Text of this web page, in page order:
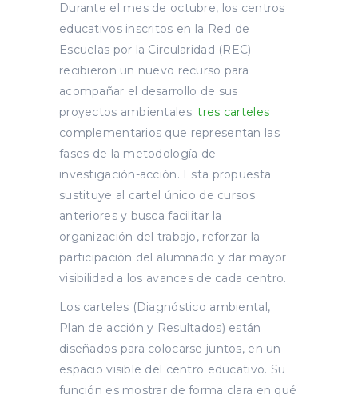
Durante el mes de octubre, los centros
educativos inscritos en la Red de
Escuelas por la Circularidad (REC)
recibieron un nuevo recurso para
acompañar el desarrollo de sus
proyectos ambientales:tres carteles
complementarios que representan las
fases de la metodología de
investigación-acción. Esta propuesta
sustituye al cartel único de cursos
anteriores y busca facilitar la
organización del trabajo, reforzar la
participación del alumnado y dar mayor
visibilidad a los avances de cada centro.
Los carteles (Diagnóstico ambiental,
Plan de acción y Resultados) están
diseñados para colocarse juntos, en un
espacio visible del centro educativo. Su
función es mostrar de forma clara en qué